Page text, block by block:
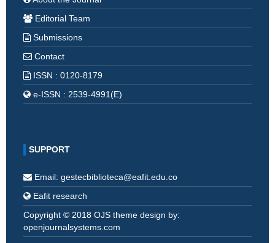
Editorial Team
Submissions
Contact
ISSN : 0120-8179
e-ISSN : 2539-4991(E)
SUPPORT
Email: gestecbiblioteca@eafit.edu.co
Eafit research
Copyright © 2018 OJS theme design by:
openjournalsystems.com